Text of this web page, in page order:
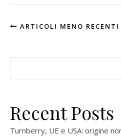
ARTICOLI MENO RECENTI
Recent Posts
Turnberry, UE e USA: origine